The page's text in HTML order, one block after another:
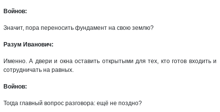
Войнов:
Значит, пора переносить фундамент на свою землю?
Разум Иванович:
Именно. А двери и окна оставить открытыми для тех, кто готов входить и
сотрудничать на равных.
Войнов:
Тогда главный вопрос разговора: ещё не поздно?